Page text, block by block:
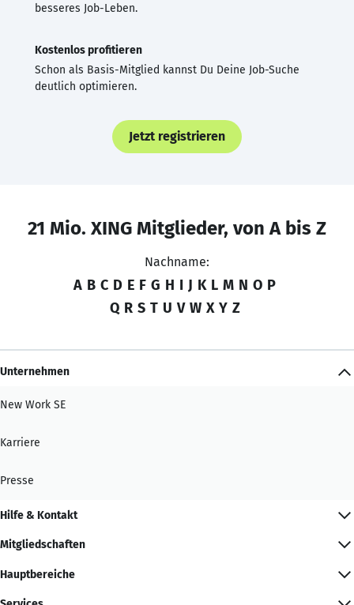
besseres Job-Leben.
Kostenlos profitieren
Schon als Basis-Mitglied kannst Du Deine Job-Suche
deutlich optimieren.
Jetzt registrieren
21 Mio. XING Mitglieder, von A bis Z
Nachname:
A B C D E F G H I J K L M N O P
Q R S T U V W X Y Z
Unternehmen
New Work SE
Karriere
Presse
Hilfe & Kontakt
Mitgliedschaften
Hauptbereiche